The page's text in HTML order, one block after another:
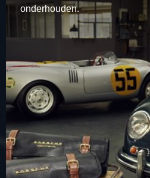
onderhouden.